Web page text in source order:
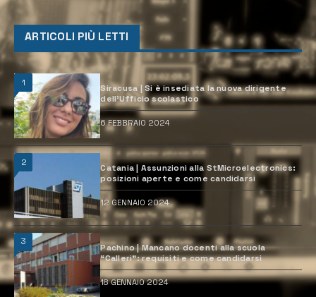
ARTICOLI PIÙ LETTI
1
Siracusa | Si è insediata la nuova dirigente
dell’Ufficio scolastico
6 FEBBRAIO 2024
2
Catania | Assunzioni alla StMicroelectronics:
posizioni aperte e come candidarsi
12 GENNAIO 2024
3
Pachino | Mancano docenti alla scuola
“Calleri”: requisiti e come candidarsi
18 GENNAIO 2024